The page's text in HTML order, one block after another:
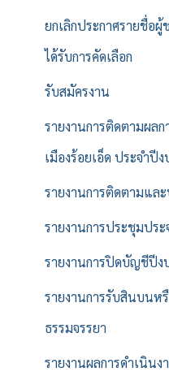
ยกเลิกประกาศรายชื่อ
ได้รับการคัดเลือก
รับสมัครงาน
รายงานการติดตามผล
เมืองร้อยเอ็ด ประจำปี
รายงานการติดตามแ
รายงานการประชุมประ
รายงานการปิดบัญชีปีง
รายงานการรับสินบนห
ธรรมจรรยา
รายงานผลการดำเนิน